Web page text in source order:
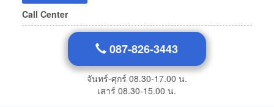
Call Center
087-826-3443
จันทร์-ศุกร์ 08.30-17.00 น.
เสาร์ 08.30-15.00 น.